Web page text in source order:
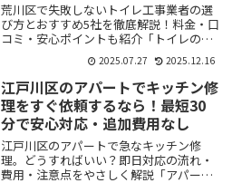
荒川区で失敗しないトイレ工事業者の選
び方とおすすめ5社を徹底解説！料金・口
コミ・安心ポイントも紹介「トイレのリ
フォームや交換を考えているけれど、ど
この業者にお願いしたらいいのかわから
ない」「費用がどのくらいかかるのか不
安」「悪質な業者に当た...
2025.07.27 2025.12.16
江戸川区のアパートでキッチン修
理をすぐ依頼するなら！最短30
分で安心対応・追加費用なし
江戸川区のアパートで急なキッチン修
理。どうすればいい？即日対応の流れ・
費用・注意点をやさしく解説「アパート